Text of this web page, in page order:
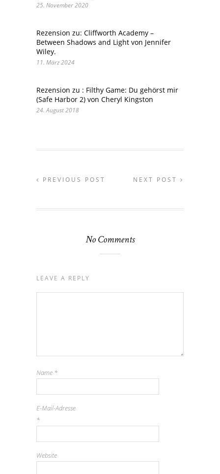
25. November 2020
Rezension zu: Cliffworth Academy –
Between Shadows and Light von Jennifer
Wiley.
11. März 2024
Rezension zu : Filthy Game: Du gehörst mir
(Safe Harbor 2) von Cheryl Kingston
24. August 2018
PREVIOUS POST NEXT POST
No Comments
LEAVE A REPLY
Name *
E-Mail-Adresse
*
Website